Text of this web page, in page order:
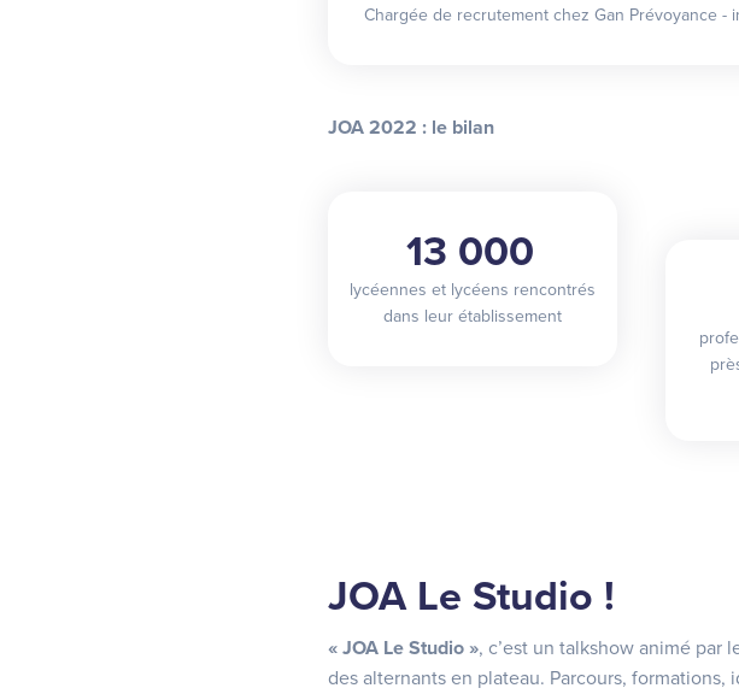
Chargée de recrutement chez Gan Prévoyance -
JOA 2022 : le bilan
13 000
lycéennes et lycéens rencontrés
dans leur établissement
JOA Le Studio !
« JOA Le Studio », c’est un talkshow animé par
des alternants en plateau. Parcours,